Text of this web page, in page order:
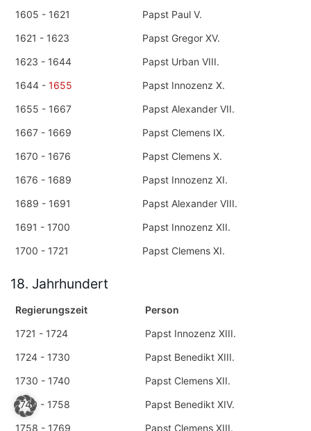
1605 - 1621
Papst Paul V.
1621 - 1623
Papst Gregor XV.
1623 - 1644
Papst Urban VIII.
1644 - 1655
Papst Innozenz X.
1655 - 1667
Papst Alexander VII.
1667 - 1669
Papst Clemens IX.
1670 - 1676
Papst Clemens X.
1676 - 1689
Papst Innozenz XI.
1689 - 1691
Papst Alexander VIII.
1691 - 1700
Papst Innozenz XII.
1700 - 1721
Papst Clemens XI.
18. Jahrhundert
Regierungszeit
Person
1721 - 1724
Papst Innozenz XIII.
1724 - 1730
Papst Benedikt XIII.
1730 - 1740
Papst Clemens XII.
1740 - 1758
Papst Benedikt XIV.
1758 - 1769
Papst Clemens XIII.